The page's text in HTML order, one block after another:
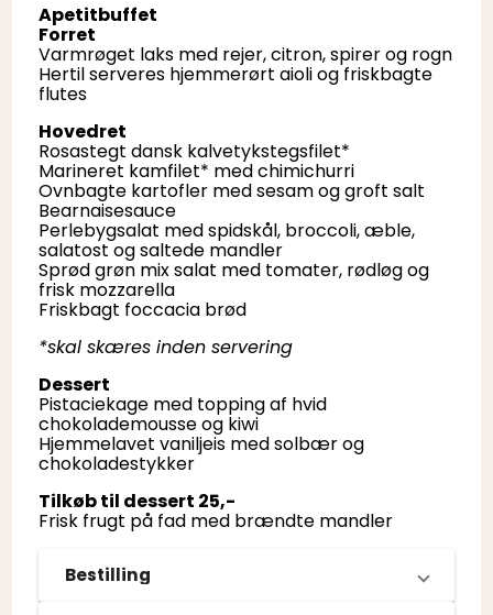
Apetitbuffet
Forret
Varmrøget laks med rejer, citron, spirer og rogn
Hertil serveres hjemmerørt aioli og friskbagte
flutes
Hovedret
Rosastegt dansk kalvetykstegsfilet*
Marineret kamfilet* med chimichurri
Ovnbagte kartofler med sesam og groft salt
Bearnaisesauce
Perlebygsalat med spidskål, broccoli, æble,
salatost og saltede mandler
Sprød grøn mix salat med tomater, rødløg og
frisk mozzarella
Friskbagt foccacia brød
​*skal skæres inden servering
Dessert
Pistaciekage med topping af hvid
chokolademousse og kiwi
Hjemmelavet vaniljeis med solbær og
chokoladestykker
Tilkøb til dessert 25,-
Frisk frugt på fad med brændte mandler
Bestilling